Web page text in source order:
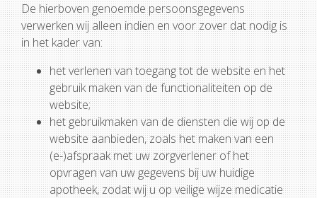
De hierboven genoemde persoonsgegevens
verwerken wij alleen indien en voor zover dat nodig is
in het kader van:
het verlenen van toegang tot de website en het
gebruik maken van de functionaliteiten op de
website;
het gebruikmaken van de diensten die wij op de
website aanbieden, zoals het maken van een
(e-)afspraak met uw zorgverlener of het
opvragen van uw gegevens bij uw huidige
apotheek, zodat wij u op veilige wijze medicatie